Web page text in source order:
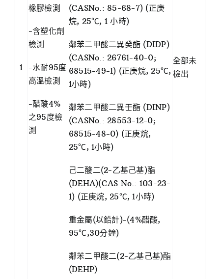
1
橡膠檢測
-含塑化劑
檢測
-水耐95度
高溫檢測
-醋酸4%
之95度檢
測
(CASNo.: 85-68-7) (正庚
烷, 25℃, 1 小時)
鄰苯二甲酸二異癸酯 (DIDP)
(CASNo.: 26761-40-0;
68515-49-1) (正庚烷, 25℃,
1小時)
鄰苯二甲酸二異壬酯 (DINP)
(CASNo.: 28553-12-0;
68515-48-0) (正庚烷,
25℃, 1小時)
己二酸二(2-乙基己基)酯
(DEHA)(CAS No.: 103-23-
1) (正庚烷, 25℃, 1小時)
重金屬(以鉛計)-(4%醋酸,
95℃,30分鐘)
鄰苯二甲酸二(2-乙基己基)酯
(DEHP)
全部未
檢出